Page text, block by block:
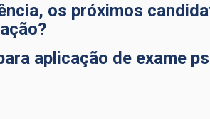
os próximos
aplicação de exame